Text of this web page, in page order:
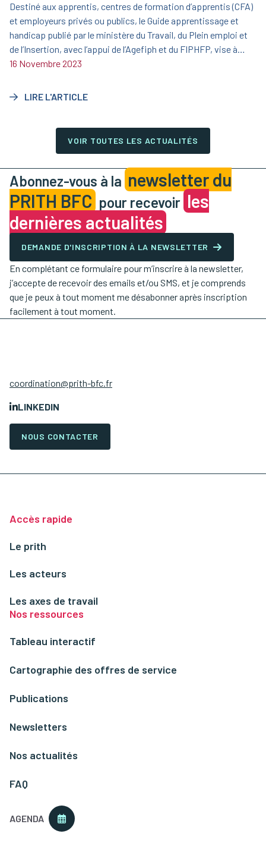
Destiné aux apprentis, centres de formation d’apprentis (CFA)
et employeurs privés ou publics, le Guide apprentissage et
handicap publié par le ministère du Travail, du Plein emploi et
de l’Insertion, avec l’appui de l’Agefiph et du FIPHFP, vise à
informer et sensibiliser sur l’opportunité que représente
16 Novembre 2023
LIRE L'ARTICLE
VOIR TOUTES LES ACTUALITÉS
Abonnez-vous à la newsletter du
PRITH BFC pour recevoir les
dernières actualités
DEMANDE D'INSCRIPTION À LA NEWSLETTER
En complétant ce formulaire pour m’inscrire à la newsletter,
j’accepte de recevoir des emails et/ou SMS, et je comprends
que je peux à tout moment me désabonner après inscription
facilement à tout moment.
coordination@prith-bfc.fr
LINKEDIN
NOUS CONTACTER
Accès rapide
Le prith
Les acteurs
Les axes de travail
Nos ressources
Tableau interactif
Cartographie des offres de service
Publications
Newsletters
Nos actualités
FAQ
AGENDA